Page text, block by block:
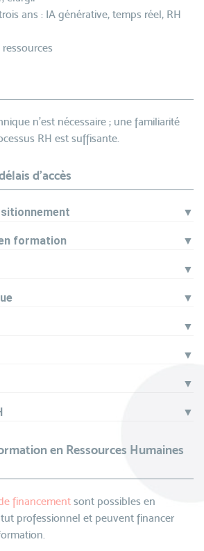
ans : IA générative, temps réel, RH
n’est nécessaire ; une familiarité
RH est suffisante.
d'accès
▼
formation ▼
▼
▼
▼
▼
▼
▼
en Ressources Humaines
financement sont possibles en
professionnel et peuvent financer